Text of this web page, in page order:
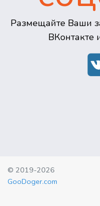
Размещайте Ваши
ВКонтакте
© 2019-2026
GooDoger.com